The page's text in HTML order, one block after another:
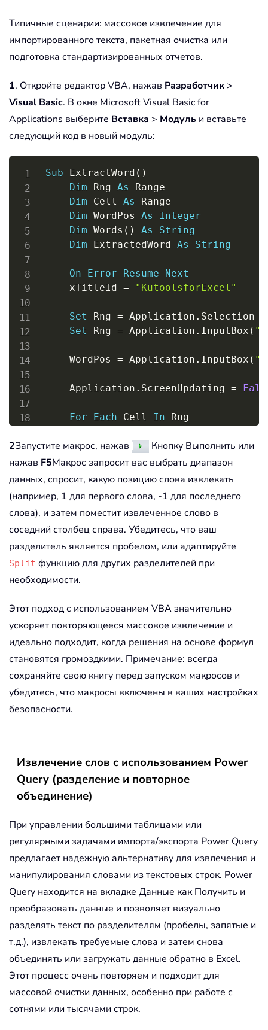
Типичные сценарии: массовое извлечение для
импортированного текста, пакетная очистка или
подготовка стандартизированных отчетов.
1. Откройте редактор VBA, нажав Разработчик >
Visual Basic. В окне Microsoft Visual Basic for
Applications выберите Вставка > Модуль и вставьте
следующий код в новый модуль:
Sub ExtractWord ( )
Dim Rng As Range
Dim Cell As Range
Dim WordPos As
Integer
Dim Words ( ) As
String
Dim ExtractedWord As String
On Error Resume
Next
    xTitleId
= "KutoolsforExcel"
Set Rng = Application . Selection
Set Rng = Application . InputBox (
    WordPos
= Application . InputBox (
    Application
. ScreenUpdating =
For Each Cell In Rng
If WordPos = -1
Then
Else
                ExtractedWord
End If
ElseIf WordPos >= 1 And
            ExtractedWord
= Words
        Cell
.Offset( 0 , 1). Value
Next Cell
    Application
.ScreenUpdating =
2Запустите макрос, нажав
Кнопку Выполнить или
нажав F5Макрос запросит вас выбрать диапазон
данных, спросит, какую позицию слова извлекать
(например, 1 для первого слова, -1 для последнего
слова), и затем поместит извлеченное слово в
соседний столбец справа. Убедитесь, что ваш
разделитель является пробелом, или адаптируйте
Split функцию для других разделителей при
необходимости.
Этот подход с использованием VBA значительно
ускоряет повторяющееся массовое извлечение и
идеально подходит, когда решения на основе формул
становятся громоздкими. Примечание: всегда
сохраняйте свою книгу перед запуском макросов и
убедитесь, что макросы включены в ваших настройках
безопасности.
Извлечение слов с использованием Power
Query (разделение и повторное
объединение)
При управлении большими таблицами или
регулярными задачами импорта/экспорта Power Query
предлагает надежную альтернативу для извлечения и
манипулирования словами из текстовых строк. Power
Query находится на вкладке Данные как Получить и
преобразовать данные и позволяет визуально
разделять текст по разделителям (пробелы, запятые и
т.д.), извлекать требуемые слова и затем снова
объединять или загружать данные обратно в Excel.
Этот процесс очень повторяем и подходит для
массовой очистки данных, особенно при работе с
сотнями или тысячами строк.